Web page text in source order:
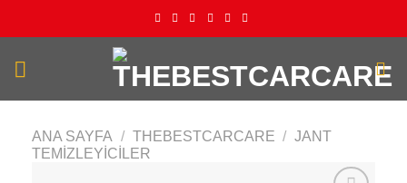
atla
ANA SAYFA / THEBESTCARCARE / JANT
TEMIZLEYICILER